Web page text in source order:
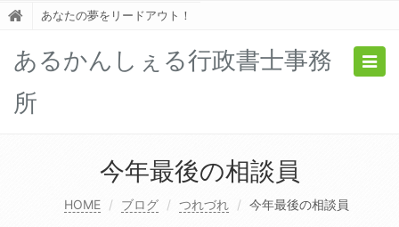
あなたの夢をリードアウト！
あるかんしぇる行政書士事務
所
今年最後の相談員
HOME ブログ つれづれ 今年最後の相談員